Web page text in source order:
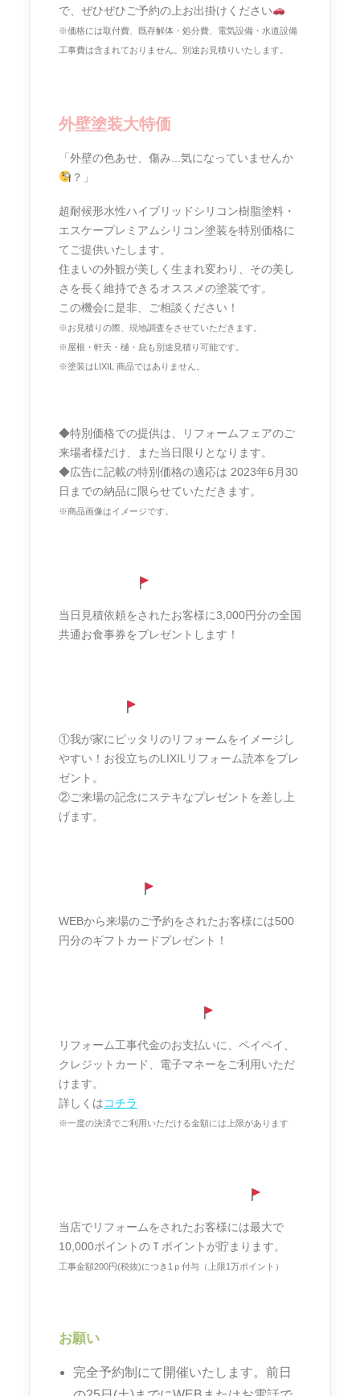
で、ぜひぜひご予約の上お出掛けください
※価格には取付費、既存解体・処分費、電気設備・水道設備
工事費は含まれておりません。別途お見積りいたします。
外壁塗装大特価
「外壁の色あせ、傷み...気になっていませんか
？」
超耐候形水性ハイブリッドシリコン樹脂塗料・
エスケープレミアムシリコン塗装を特別価格に
てご提供いたします。
住まいの外観が美しく生まれ変わり、その美し
さを長く維持できるオススメの塗装です。
この機会に是非、ご相談ください！
※お見積りの際、現地調査をさせていただきます。
※屋根・軒天・樋・庇も別途見積り可能です。
※塗装はLIXIL 商品ではありません。
◆特別価格での提供は、リフォームフェアのご
来場者様だけ、また当日限りとなります。
◆広告に記載の特別価格の適応は 2023年6月30
日までの納品に限らせていただきます。
※商品画像はイメージです。
当日見積依頼をされたお客様に3,000円分の全国
共通お食事券をプレゼントします！
①我が家にピッタリのリフォームをイメージし
やすい！お役立ちのLIXILリフォーム読本をプレ
ゼント。
②ご来場の記念にステキなプレゼントを差し上
げます。
WEBから来場のご予約をされたお客様には500
円分のギフトカードプレゼント！
リフォーム工事代金のお支払いに、ペイペイ、
クレジットカード、電子マネーをご利用いただ
けます。
詳しくはコチラ
※一度の決済でご利用いただける金額には上限があります
当店でリフォームをされたお客様には最大で
10,000ポイントのＴポイントが貯まります。
工事金額200円(税抜)につき1ｐ付与（上限1万ポイント）
お願い
完全予約制にて開催いたします。前日